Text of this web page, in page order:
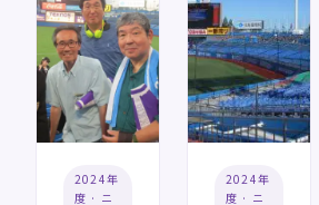
2024年
度 · ニ
2024年
度 · ニ